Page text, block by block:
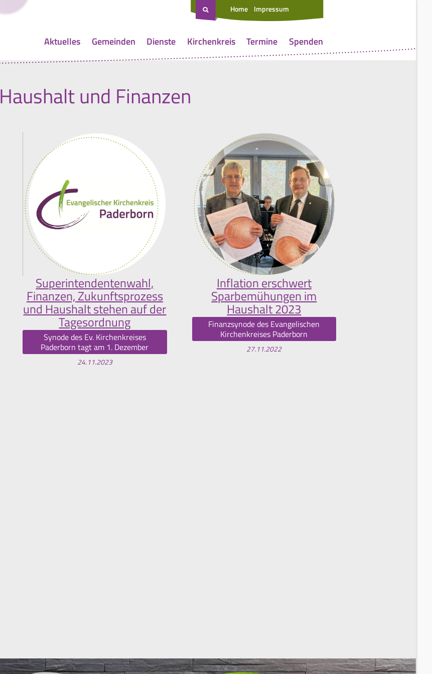
Home Impressum
Aktuelles Gemeinden Dienste Kirchenkreis Termine Spenden
Haushalt und Finanzen
Superintendentenwahl,
Finanzen, Zukunftsprozess
und Haushalt stehen auf der
Tagesordnung
Synode des Ev. Kirchenkreises
Paderborn tagt am 1. Dezember
24.11.2023
Inflation erschwert
Sparbemühungen im
Haushalt 2023
Finanzsynode des Evangelischen
Kirchenkreises Paderborn
27.11.2022